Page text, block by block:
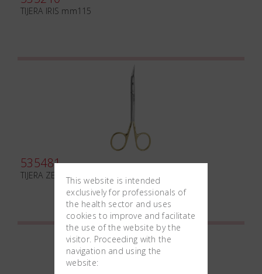
TIJERA IRIS mm115
535481
TIJERA ZED mm135 TCThis website is intended
exclusively for professionals of
the health sector and uses
cookies to improve and facilitate
the use of the website by the
visitor. Proceeding with the
navigation and using the
website: